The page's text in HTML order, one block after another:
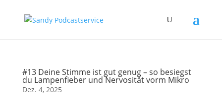
#13 Deine Stimme ist gut genug – so besiegst
du Lampenfieber und Nervosität vorm Mikro
Dez. 4, 2025